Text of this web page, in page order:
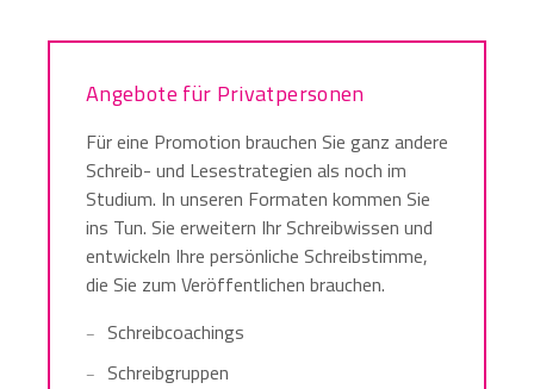
Angebote für Privatpersonen
Für eine Promotion brauchen Sie ganz andere
Schreib- und Lesestrategien als noch im
Studium. In unseren Formaten kommen Sie
ins Tun. Sie erweitern Ihr Schreibwissen und
entwickeln Ihre persönliche Schreibstimme,
die Sie zum Veröffentlichen brauchen.
Schreibcoachings
Schreibgruppen